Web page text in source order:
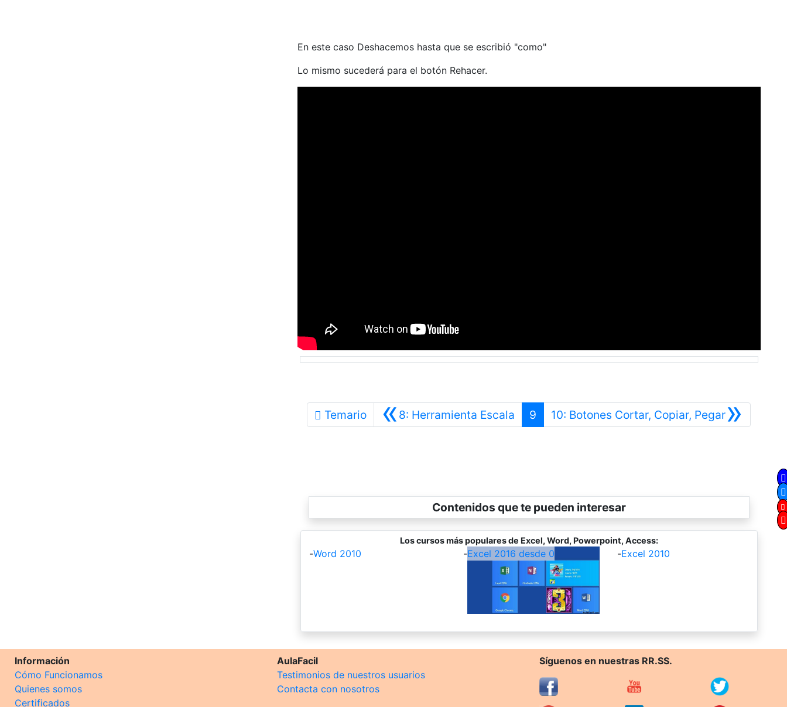
En este caso Deshacemos hasta que se escribió "como"
Lo mismo sucederá para el botón Rehacer.
Temario «8: Herramienta Escala Anterior
9 »
10: Botones Cortar, Copiar, PegarSiguiente
Contenidos que te pueden interesar
Los cursos más populares de Excel, Word, Powerpoint, Access:
-Word 2010 -Excel 2016 desde 0 -Excel 2010
Información
Cómo Funcionamos
Quienes somos
Certificados
AulaFacil
Testimonios de nuestros usuarios
Contacta con nosotros
Síguenos en nuestras RR.SS.